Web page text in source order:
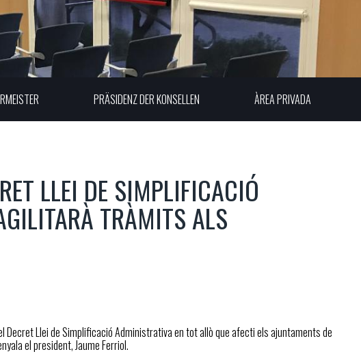
PRÄSIDENZ DER KONSELLEN ÀREA PRIVADA
LLEI DE SIMPLIFICACIÓ
TRÀMITS ALS
Decret Llei de Simplificació Administrativa en tot allò que afecti els ajuntaments de
el president, Jaume Ferriol.